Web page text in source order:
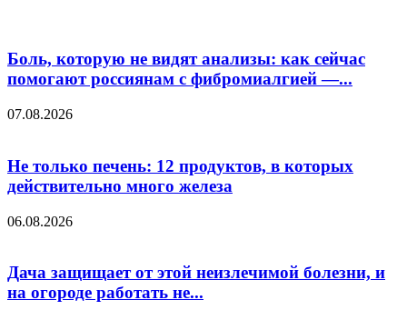
Боль, которую не видят анализы: как сейчас
помогают россиянам с фибромиалгией —...
07.08.2026
Не только печень: 12 продуктов, в которых
действительно много железа
06.08.2026
Дача защищает от этой неизлечимой болезни, и
на огороде работать не...